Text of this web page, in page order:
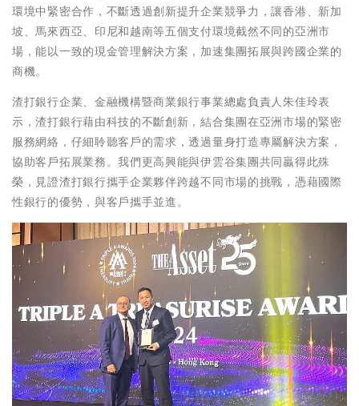
環境中緊密合作，不斷透過創新提升企業競爭力，讓香港、新加
坡、馬來西亞、印尼和越南等五個支付環境截然不同的亞洲市
場，能以一致的現金管理解決方案，加速集團拓展與跨國企業的
商機。
渣打銀行企業、金融機構暨商業銀行事業總處負責人朱佳玲表
示，渣打銀行藉由科技的不斷創新，結合集團在亞洲市場的緊密
服務網絡，仔細聆聽客戶的需求，透過量身打造專屬解決方案，
協助客戶拓展業務。我們更高興能與伊雲谷集團共同贏得此殊
榮，見證渣打銀行攜手企業夥伴跨越不同市場的挑戰，憑藉國際
性銀行的優勢，與客戶攜手並進。